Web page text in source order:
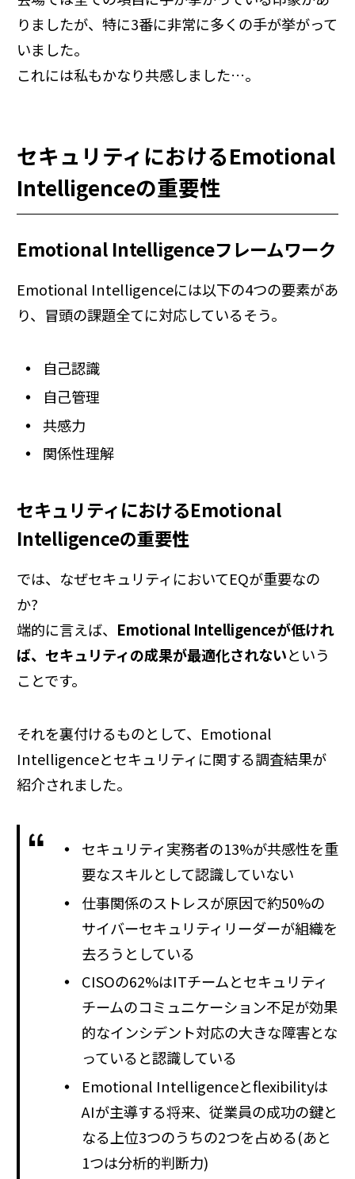
りましたが、特に3番に非常に多くの手が挙がって
いました。
これには私もかなり共感しました…。
セキュリティにおけるEmotional
Intelligenceの重要性
Emotional Intelligenceフレームワーク
Emotional Intelligenceには以下の4つの要素があ
り、冒頭の課題全てに対応しているそう。
自己認識
自己管理
共感力
関係性理解
セキュリティにおけるEmotional
Intelligenceの重要性
では、なぜセキュリティにおいてEQが重要なの
か?
端的に言えば、 Emotional Intelligenceが低けれ
ば、セキュリティの成果が最適化されないという
ことです。
それを裏付けるものとして、Emotional
Intelligenceとセキュリティに関する調査結果が
紹介されました。
セキュリティ実務者の13%が共感性を重
要なスキルとして認識していない
仕事関係のストレスが原因で約50%の
サイバーセキュリティリーダーが組織を
去ろうとしている
CISOの62%はITチームとセキュリティ
チームのコミュニケーション不足が効果
的なインシデント対応の大きな障害とな
っていると認識している
Emotional Intelligenceとflexibilityは
AIが主導する将来、従業員の成功の鍵と
なる上位3つのうちの2つを占める(あと
1つは分析的判断力)